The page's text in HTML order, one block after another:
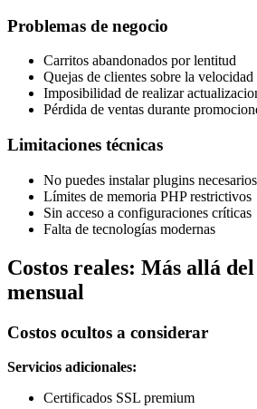
Problemas de negocio
Carritos abandonados por lentitud
Quejas de clientes sobre la velocidad
Imposibilidad de realizar
Pérdida de ventas durante
Limitaciones técnicas
No puedes instalar plugins necesarios
Límites de memoria PHP restrictivos
Sin acceso a configuraciones críticas
Falta de tecnologías modernas
Costos reales: Más allá
mensual
Costos ocultos a considerar
Servicios adicionales:
Certificados SSL premium